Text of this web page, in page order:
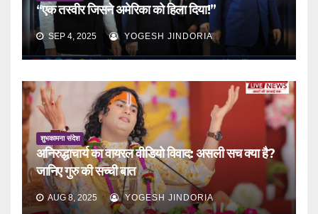
“एक तस्वीर जिसने अमेरिका को हिला दिया!”
SEP 4, 2025 YOGESH JINDORIA
शुभकामना संदेश
अनिरुद्धाचार्य का वायरल वीडियो विवाद: असली सच क्या है?
जानिए गुरु की सच्ची बात
AUG 8, 2025 YOGESH JINDORIA